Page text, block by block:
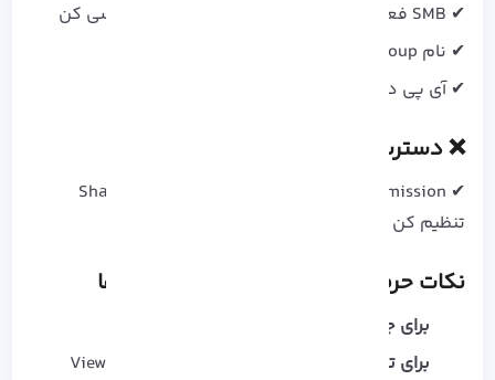
✔ SMB فعال نیست -> از Windows Features بررسی کن
✔ نام Workgroup یکی نیست
✔ آی‌ پی دستگاه‌ ها رو چک کن
❌ دسترسی فقط Read است؟
✔ NTFS Permission رو همزمان با Share Permission
تنظیم کن
نکات حرفه‌ ای برای مدیریت بهتر فایل‌ ها
برای جا به‌ جایی
برای تغییر نما
: View <- Details / List / Compact